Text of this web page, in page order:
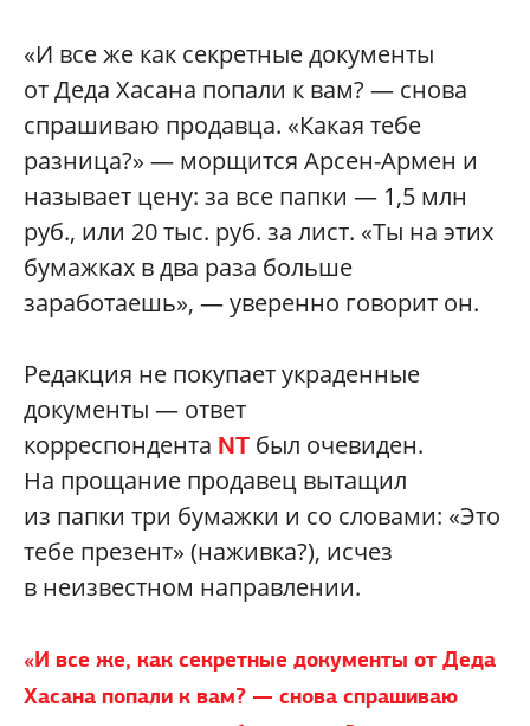
«И все же как секретные документы
от Деда Хасана попали к вам? — снова
спрашиваю продавца. «Какая тебе
разница?» — морщится Арсен-Армен и
называет цену: за все папки — 1,5 млн
руб., или 20 тыс. руб. за лист. «Ты на этих
бумажках в два раза больше
заработаешь», — уверенно говорит он.
Редакция не покупает украденные
документы — ответ
корреспондента NT был очевиден.
На прощание продавец вытащил
из папки три бумажки и со словами: «Это
тебе презент» (наживка?), исчез
в неизвестном направлении.
«И все же, как секретные документы от Деда
Хасана попали к вам? — снова спрашиваю